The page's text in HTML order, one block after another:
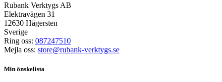
Rubank Verktygs AB
Elektravägen 31
12630 Hägersten
Sverige
Ring oss: 087247510
Mejla oss: store@rubank-verktygs.se
Min önskelista